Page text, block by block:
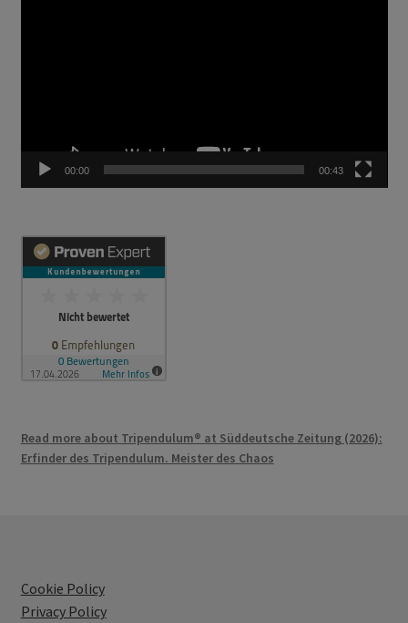
00:00 00:43
Read more about Tripendulum® at Süddeutsche Zeitung (2026):
Erfinder des Tripendulum. Meister des Chaos
Cookie Policy
Privacy Policy